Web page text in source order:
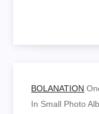
BOLANATION
In Small Photo